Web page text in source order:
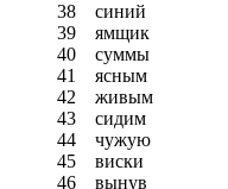
38
синий
39
ямщик
40
суммы
41
ясным
42
живым
43
сидим
44
чужую
45
виски
46
вынув